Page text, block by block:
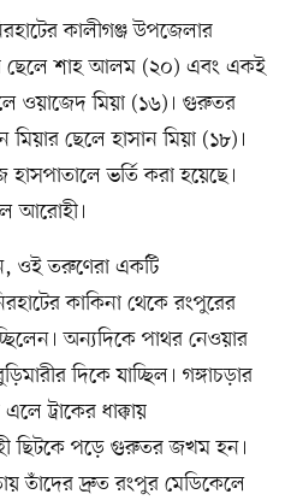
কালীগঞ্জ উপজেলার
ছেলে শাহ আলম (২০) এবং একই
ওয়াজেদ মিয়া (১৬)। গুরুতর
ছেলে হাসান মিয়া (১৮)।
ভর্তি করা হয়েছে।
আরোহী।
ওই তরুণেরা একটি
কাকিনা থেকে রংপুরের
অন্যদিকে পাথর নেওয়ার
দিকে যাচ্ছিল। গঙ্গাচড়ার
ট্রাকের ধাক্কায়
ছিটকে পড়ে গুরুতর জখম হন।
তাঁদের দ্রুত রংপুর মেডিকেলে